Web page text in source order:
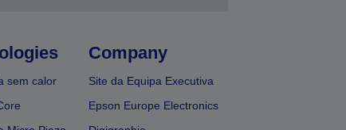
sem calor
Company
Site da Equipa Executiva
Epson Europe Electronics